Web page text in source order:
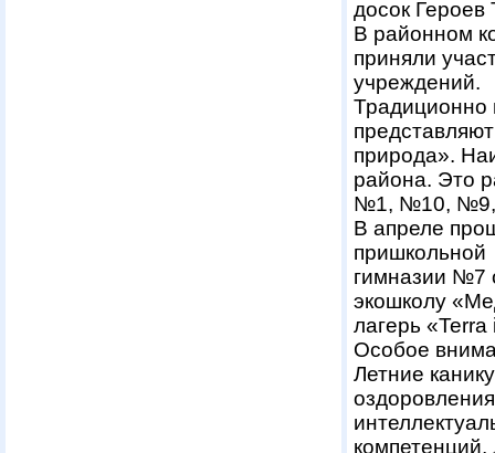
досок
В районном
приняли
учреждений.
Традиционно
природа».
района. Это
№1, №10, №9,
В апреле
пришкольной
гимназии №7
экошколу
лагерь
Особое
Летние
компетенций,